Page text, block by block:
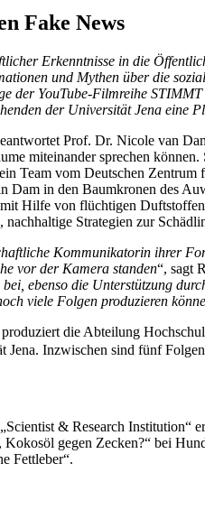
Fake News
Erkenntnisse in die
und Mythen über die
der YouTube-Filmreihe
der Universität Jena eine
Prof. Dr. Nicole van
miteinander sprechen
Team vom Deutschen
in den Baum­kronen des
Hilfe von flüchtigen
nachhaltige Strategien zur
Kommunikatorin ihrer
vor der Kamera standen“, sagt
ebenso die Unterstützung
viele Folgen produzieren
die Abteilung
Jena. Inzwischen sind fünf
& Research Institution“
Kokosöl gegen Zecken?“ bei
Fettleber“.